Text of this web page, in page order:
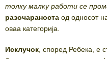
толку малку работи се
разочараноста од односот
оваа категорија.
Исклучок , според Ребека, е